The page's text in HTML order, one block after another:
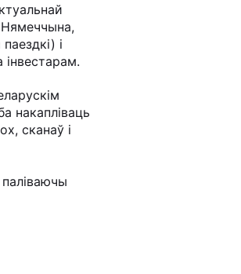
Нямеччына,
і
накапліваць
сканаў і